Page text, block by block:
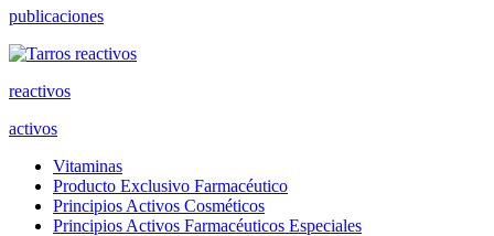
publicaciones
reactivos
activos
Vitaminas
Producto Exclusivo Farmacéutico
Principios Activos Cosméticos
Principios Activos Farmacéuticos Especiales